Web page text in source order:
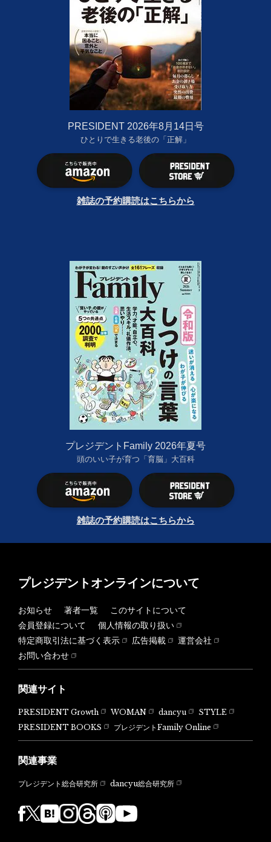
PRESIDENT 2026年8月14日号
ひとりで生きる老後の「正解」
雑誌の予約購読はこちらから
プレジデントFamily 2026年夏号
頭のいい子が育つ「育脳」大百科
雑誌の予約購読はこちらから
プレジデントオンラインについて
お知らせ 著者一覧
このサイトについて
会員登録について
個人情報の取り扱い
特定商取引法に基づく表示
広告掲載
運営会社
お問い合わせ
関連サイト
PRESIDENT Growth WOMAN dancyu
STYLE
PRESIDENT BOOKS
プレジデントFamily Online
関連事業
プレジデント総合研究所 dancyu総合研究所